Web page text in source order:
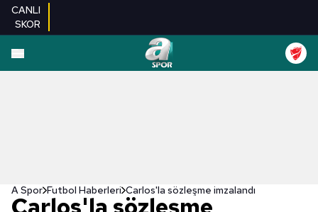
CANLI
SKOR
A Spor Futbol Haberleri Carlos'la sözleşme imzalandı